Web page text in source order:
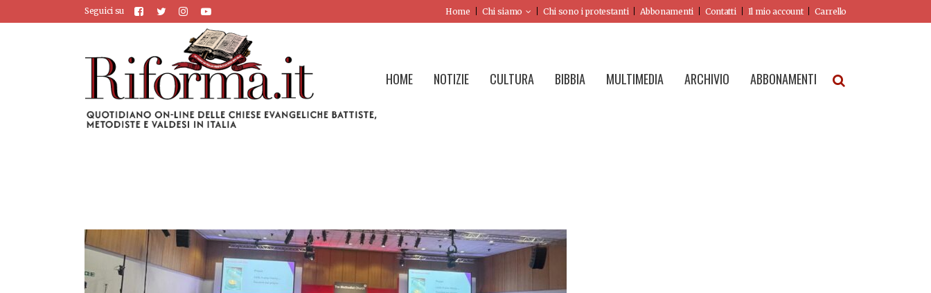
Seguici su Home Chi siamo Chi sono i protestanti Abbonamenti Contatti Il mio account Carrello
HOME NOTIZIE CULTURA BIBBIA MULTIMEDIA ARCHIVIO ABBONAMENTI